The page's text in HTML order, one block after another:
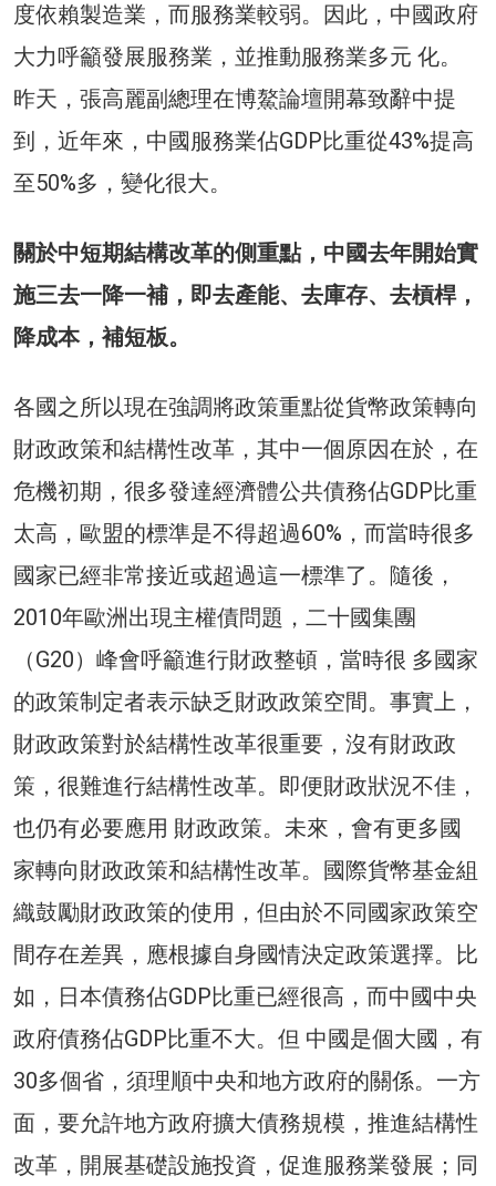
度依賴製造業，而服務業較弱。因此，中國政府
大力呼籲發展服務業，並推動服務業多元 化。
昨天，張高麗副總理在博鰲論壇開幕致辭中提
到，近年來，中國服務業佔GDP比重從43%提高
至50%多，變化很大。
關於中短期結構改革的側重點，中國去年開始實
施三去一降一補，即去產能、去庫存、去槓桿，
降成本，補短板。
各國之所以現在強調將政策重點從貨幣政策轉向
財政政策和結構性改革，其中一個原因在於，在
危機初期，很多發達經濟體公共債務佔GDP比重
太高，歐盟的標準是不得超過60%，而當時很多
國家已經非常接近或超過這一標準了。隨後，
2010年歐洲出現主權債問題，二十國集團
（G20）峰會呼籲進行財政整頓，當時很 多國家
的政策制定者表示缺乏財政政策空間。事實上，
財政政策對於結構性改革很重要，沒有財政政
策，很難進行結構性改革。即便財政狀況不佳，
也仍有必要應用 財政政策。未來，會有更多國
家轉向財政政策和結構性改革。國際貨幣基金組
織鼓勵財政政策的使用，但由於不同國家政策空
間存在差異，應根據自身國情決定政策選擇。比
如，日本債務佔GDP比重已經很高，而中國中央
政府債務佔GDP比重不大。但 中國是個大國，有
30多個省，須理順中央和地方政府的關係。一方
面，要允許地方政府擴大債務規模，推進結構性
改革，開展基礎設施投資，促進服務業發展；同